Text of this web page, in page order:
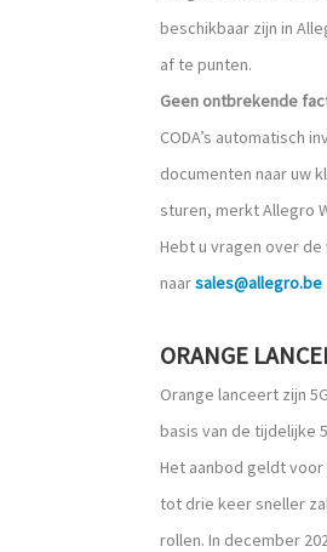
beschikbaar zijn in
af te punten.
Geen ontbrekende
CODA’s automatisch
documenten naar uw
sturen, merkt Allegro
Hebt u vragen over
naarsales@allegro.be
ORANGE
Orange lanceert zijn
basis van de tijdelijke
Het aanbod geldt
tot drie keer sneller
rollen. In december